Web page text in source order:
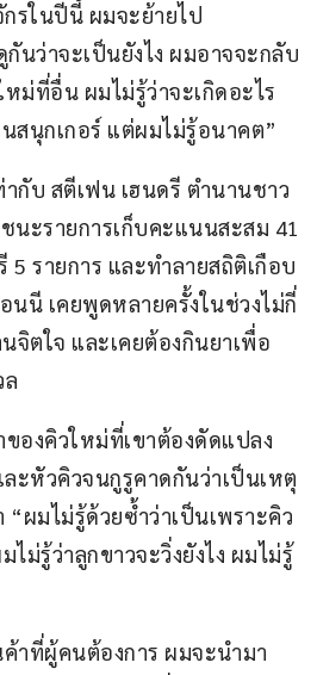
รในปีนี้ ผมจะย้ายไป
กันว่าจะเป็นยังไง ผมอาจจะกลับ
ม่ที่อื่น ผมไม่รู้ว่าจะเกิดอะไร
สนุกเกอร์ แต่ผมไม่รู้อนาคต”
กับ สตีเฟน เฮนดรี ตำนานชาว
ะรายการเก็บคะแนนสะสม 41
5 รายการ และทำลายสถิติเกือบ
นนี เคยพูดหลายครั้งในช่วงไม่กี่
ตใจ และเคยต้องกินยาเพื่อ
องคิวใหม่ที่เขาต้องดัดแปลง
ะหัวคิวจนกูรูคาดกันว่าเป็นเหตุ
ผมไม่รู้ด้วยซ้ำว่าเป็นเพราะคิว
ม่รู้ว่าลูกขาวจะวิ่งยังไง ผมไม่รู้
าที่ผู้คนต้องการ ผมจะนำมา